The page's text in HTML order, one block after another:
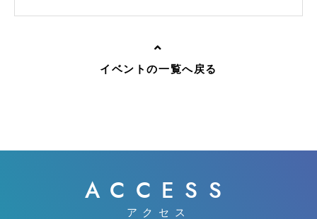
イベントの一覧へ戻る
ACCESS
アクセス